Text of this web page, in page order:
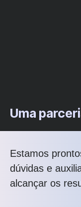
Uma
Estamos
dúvidas e
alcançar os